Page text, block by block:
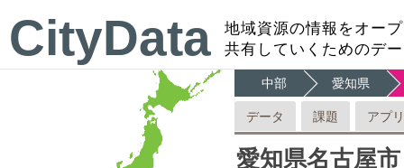
CityData
地域資源の情報をオー
共有していくためのデ
中部 愛知県
データ 課題 アプリ
愛知県名古屋市